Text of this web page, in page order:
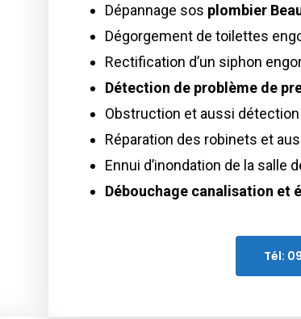
Dépannage sos plombier
Dégorgement de toilettes
Rectification d’un siphon
Détection de problème de
Obstruction et aussi détection
Réparation des robinets et
Ennui d’inondation de la salle
Débouchage canalisation et
Tél: